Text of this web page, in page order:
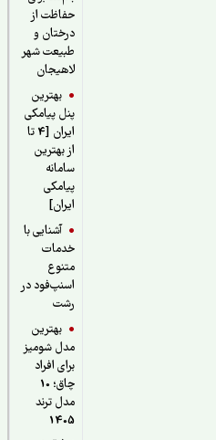
حفاظت از
درختان و
طبیعت شهر
لاهیجان
بهترین
پنل پیامکی
ایران [4 تا
از بهترین
سامانه
پیامکی
آشنایی با
خدمات
اسنپ‌فود در
بهترین
مدل شومیز
برای افراد
چاق؛ 10
مدل ترند